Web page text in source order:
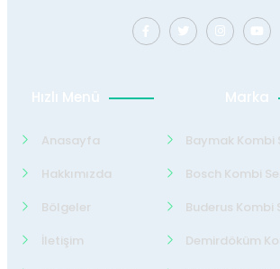
Hızlı Menü
Anasayfa
Hakkımızda
Bölgeler
İletişim
Marka
Baymak Kombi
Bosch Kombi
Buderus Kombi
Demirdöküm